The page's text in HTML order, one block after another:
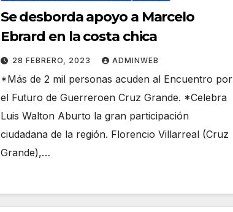
Se desborda apoyo a Marcelo
Ebrard en la costa chica
28 FEBRERO, 2023 ADMINWEB
*Más de 2 mil personas acuden al Encuentro por
el Futuro de Guerreroen Cruz Grande. *Celebra
Luis Walton Aburto la gran participación
ciudadana de la región. Florencio Villarreal (Cruz
Grande),…